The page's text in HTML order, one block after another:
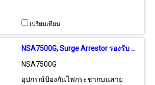
เปรียบเทียบ
NSA7500G, Surge Arrestor รองรับ 10/100/1000Mbps
NSA7500G
อุปกรณ์ป้องกันไฟกระชากบนสาย